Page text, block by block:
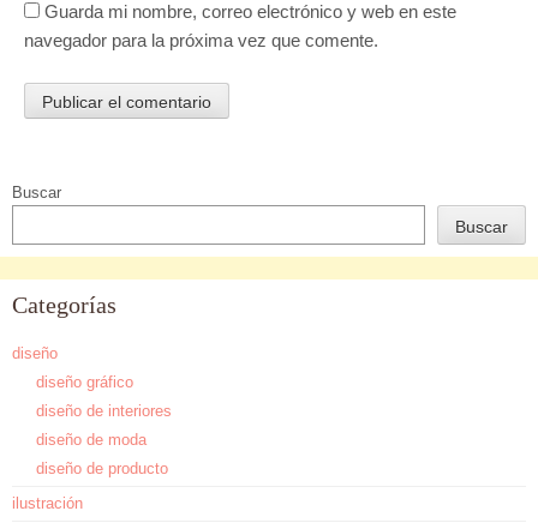
Guarda mi nombre, correo electrónico y web en este
navegador para la próxima vez que comente.
Buscar
Buscar
Categorías
diseño
diseño gráfico
diseño de interiores
diseño de moda
diseño de producto
ilustración